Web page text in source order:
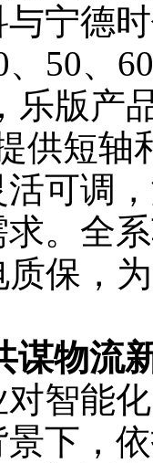
宁德
50、
乐版产
供短轴
可调
。全
保，
谋物流
智能化
下，